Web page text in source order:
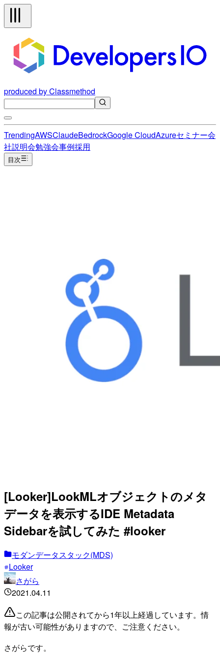
produced by Classmethod
TrendingAWSClaudeBedrockGoogle CloudAzureセミナー会
社説明会勉強会事例採用
目次
[Looker]LookMLオブジェクトのメタ
データを表示するIDE Metadata
Sidebarを試してみた #looker
モダンデータスタック(MDS)
Looker
さがら
2021.04.11
この記事は公開されてから1年以上経過しています。情
報が古い可能性がありますので、ご注意ください。
さがらです。